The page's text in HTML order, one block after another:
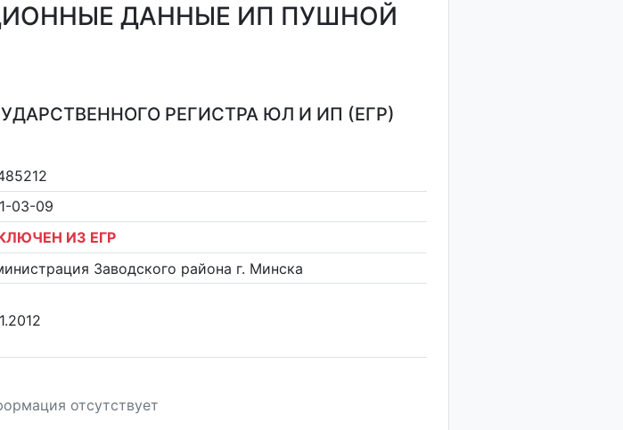
ДАННЫЕ ИП ПУШНОЙ
РЕГИСТРА ЮЛ И ИП (ЕГР)
03-09
ИЗ ЕГР
Заводского района г. Минска
отсутствует